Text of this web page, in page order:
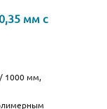
мм с
1000 мм,